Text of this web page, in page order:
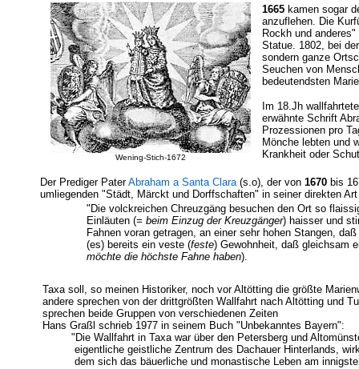
Wening-Stich-1672
1665kamen sogar
anzuflehen. Die
Rockh und
Statue. 1802, bei
sondern ganze
Seuchen von
bedeutendsten
Im 18.Jh
erwähnte Schrift
Prozessionen pro
Mönche lebten und
Krankheit oder
Der Prediger PaterAbraham a Santa Clara(s.o), der von 1670bis
umliegenden "Städt, Märckt und Dorffschaften" in seiner direkten
"Die volckreichen Chreuzgäng besuchen den Ort so
Einläuten (= beim Einzug der Kreuzgänger) haisser und
Fahnen voran getragen, an einer sehr hohen Stangen,
(es) bereits ein veste (feste) Gewohnheit, daß gleichsam
möchte die höchste Fahne haben).
Taxa soll, so meinen Historiker, noch vor Altötting die größte
andere sprechen von der drittgrößten Wallfahrt nach Altötting und
sprechen beide Gruppen von verschiedenen Zeiten
Hans Graßl schrieb 1977 in seinem Buch "Unbekanntes Bayern":
"Die Wallfahrt in Taxa war über den Petersberg und
eigentliche geistliche Zentrum des Dachauer Hinterlands,
dem sich das bäuerliche und monastische Leben am